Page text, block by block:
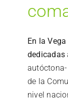
En la
dedicadas
de la
nivel